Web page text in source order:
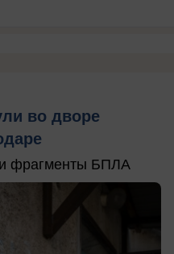
во дворе
фрагменты БПЛА